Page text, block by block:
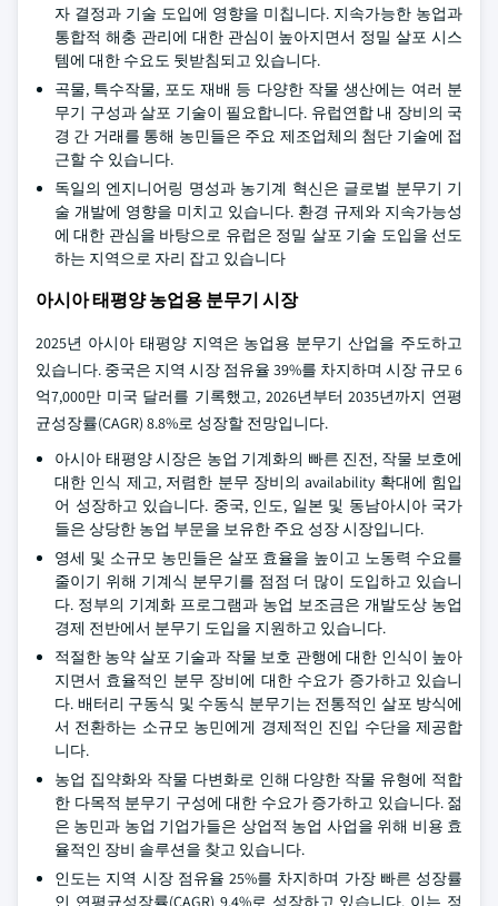
자 결정과 기술 도입에 영향을 미칩니다. 지속가능한 농업과
통합적 해충 관리에 대한 관심이 높아지면서 정밀 살포 시스
템에 대한 수요도 뒷받침되고 있습니다.
곡물, 특수작물, 포도 재배 등 다양한 작물 생산에는 여러 분
무기 구성과 살포 기술이 필요합니다. 유럽연합 내 장비의 국
경 간 거래를 통해 농민들은 주요 제조업체의 첨단 기술에 접
근할 수 있습니다.
독일의 엔지니어링 명성과 농기계 혁신은 글로벌 분무기 기
술 개발에 영향을 미치고 있습니다. 환경 규제와 지속가능성
에 대한 관심을 바탕으로 유럽은 정밀 살포 기술 도입을 선도
하는 지역으로 자리 잡고 있습니다
아시아 태평양 농업용 분무기 시장
2025년 아시아 태평양 지역은 농업용 분무기 산업을 주도하고
있습니다. 중국은 지역 시장 점유율 39%를 차지하며 시장 규모 6
억7,000만 미국 달러를 기록했고, 2026년부터 2035년까지 연평
균성장률(CAGR) 8.8%로 성장할 전망입니다.
아시아 태평양 시장은 농업 기계화의 빠른 진전, 작물 보호에
대한 인식 제고, 저렴한 분무 장비의 availability 확대에 힘입
어 성장하고 있습니다. 중국, 인도, 일본 및 동남아시아 국가
들은 상당한 농업 부문을 보유한 주요 성장 시장입니다.
영세 및 소규모 농민들은 살포 효율을 높이고 노동력 수요를
줄이기 위해 기계식 분무기를 점점 더 많이 도입하고 있습니
다. 정부의 기계화 프로그램과 농업 보조금은 개발도상 농업
경제 전반에서 분무기 도입을 지원하고 있습니다.
적절한 농약 살포 기술과 작물 보호 관행에 대한 인식이 높아
지면서 효율적인 분무 장비에 대한 수요가 증가하고 있습니
다. 배터리 구동식 및 수동식 분무기는 전통적인 살포 방식에
서 전환하는 소규모 농민에게 경제적인 진입 수단을 제공합
니다.
농업 집약화와 작물 다변화로 인해 다양한 작물 유형에 적합
한 다목적 분무기 구성에 대한 수요가 증가하고 있습니다. 젊
은 농민과 농업 기업가들은 상업적 농업 사업을 위해 비용 효
율적인 장비 솔루션을 찾고 있습니다.
인도는 지역 시장 점유율 25%를 차지하며 가장 빠른 성장률
인 연평균성장률(CAGR) 9.4%로 성장하고 있습니다. 이는 정